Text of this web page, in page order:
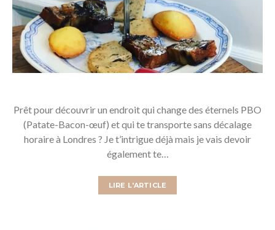
Prêt pour découvrir un endroit qui change des éternels PBO
(Patate-Bacon-œuf) et qui te transporte sans décalage
horaire à Londres ? Je t’intrigue déjà mais je vais devoir
également te…
LIRE L'ARTICLE